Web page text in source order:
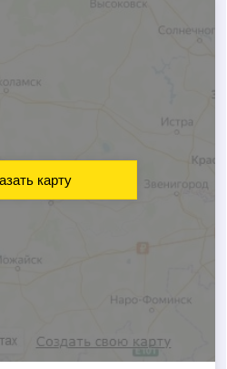
карту